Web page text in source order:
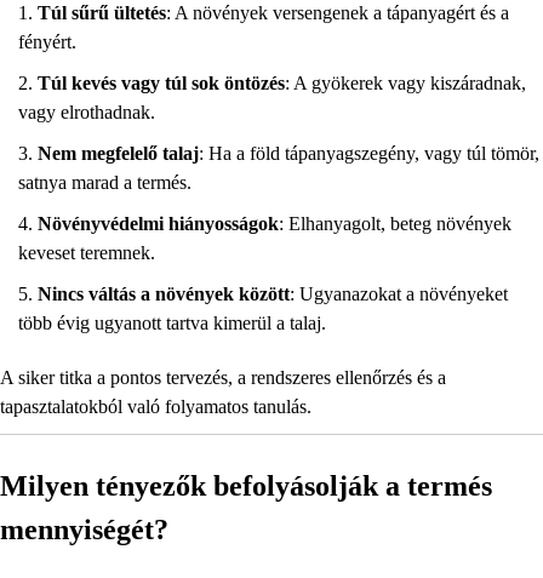
Túl sűrű ültetés: A növények versengenek a tápanyagért és a
fényért.
Túl kevés vagy túl sok öntözés: A gyökerek vagy kiszáradnak,
vagy elrothadnak.
Nem megfelelő talaj: Ha a föld tápanyagszegény, vagy túl tömör,
satnya marad a termés.
Növényvédelmi hiányosságok: Elhanyagolt, beteg növények
keveset teremnek.
Nincs váltás a növények között: Ugyanazokat a növényeket
több évig ugyanott tartva kimerül a talaj.
A siker titka a pontos tervezés, a rendszeres ellenőrzés és a
tapasztalatokból való folyamatos tanulás.
Milyen tényezők befolyásolják a termés
mennyiségét?